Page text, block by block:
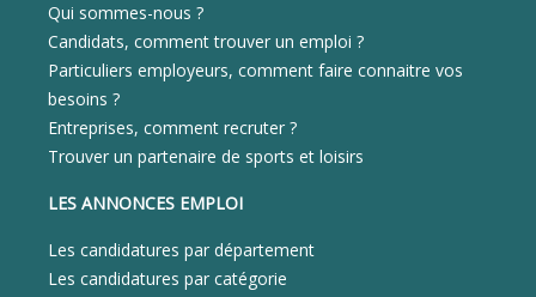
Qui sommes-nous ?
Candidats, comment trouver un emploi ?
Particuliers employeurs, comment faire connaitre vos
besoins ?
Entreprises, comment recruter ?
Trouver un partenaire de sports et loisirs
LES ANNONCES EMPLOI
Les candidatures par département
Les candidatures par catégorie